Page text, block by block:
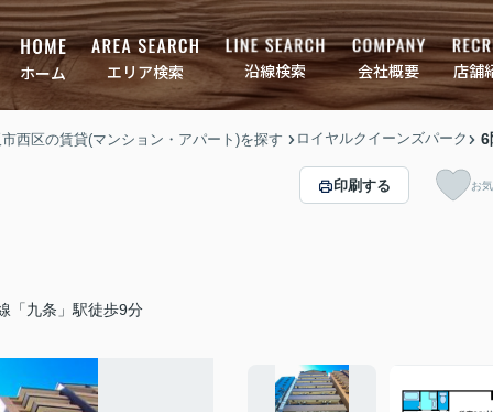
ホーム エリア検索 沿線検索 会社概要 店舗
市西区の賃貸(マンション・アパート)を探す ロイヤルクイーンズパーク 6
「九条」駅徒歩9分
印刷する お